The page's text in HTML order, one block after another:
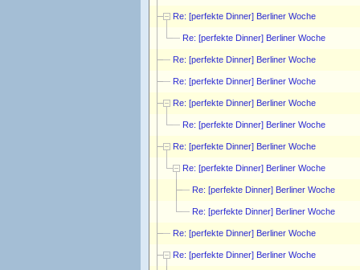
Re: [perfekte Dinner] Berliner Woche
Re: [perfekte Dinner] Berliner Woche
Re: [perfekte Dinner] Berliner Woche
Re: [perfekte Dinner] Berliner Woche
Re: [perfekte Dinner] Berliner Woche
Re: [perfekte Dinner] Berliner Woche
Re: [perfekte Dinner] Berliner Woche
Re: [perfekte Dinner] Berliner Woche
Re: [perfekte Dinner] Berliner Woche
Re: [perfekte Dinner] Berliner Woche
Re: [perfekte Dinner] Berliner Woche
Re: [perfekte Dinner] Berliner Woche